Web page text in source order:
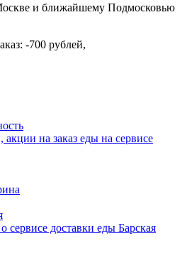
и ближайшему Подмосковью
-700 рублей,
на заказ еды на сервисе
сервисе доставки еды Барская